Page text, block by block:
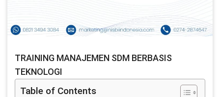
TRAINING MANAJEMEN SDM BERBASIS
TEKNOLOGI
Table of Contents